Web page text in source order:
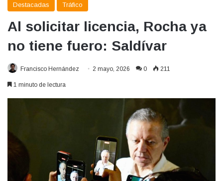
Destacadas Tráfico
Al solicitar licencia, Rocha ya
no tiene fuero: Saldívar
Francisco Hernández 2 mayo, 2026 0 211
1 minuto de lectura